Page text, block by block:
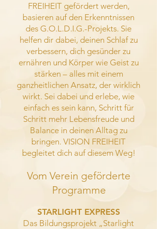
FREIHEIT gefördert werden,
basieren auf den Erkenntnissen
des G.O.L.D.I.G.-Projekts. Sie
helfen dir dabei, deinen Schlaf zu
verbessern, dich gesünder zu
ernähren und Körper wie Geist zu
stärken – alles mit einem
ganzheitlichen Ansatz, der wirklich
wirkt. Sei dabei und erlebe, wie
einfach es sein kann, Schritt für
Schritt mehr Lebensfreude und
Balance in deinen Alltag zu
bringen. VISION FREIHEIT
begleitet dich auf diesem Weg!
Vom Verein geförderte
Programme
STARLIGHT EXPRESS
Das Bildungsprojekt „Starlight